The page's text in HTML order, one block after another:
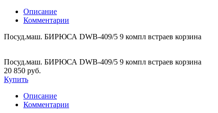
Описание
Комментарии
Посуд.маш. БИРЮСА DWB-409/5 9 компл встраев корзина
Посуд.маш. БИРЮСА DWB-409/5 9 компл встраев корзина
20 850 руб.
Купить
Описание
Комментарии